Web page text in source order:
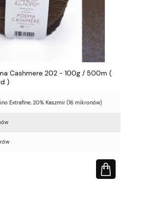
Cashmere 202 - 100g / 500m (
)
Extrafine, 20% Kaszmir (16 mikronów)